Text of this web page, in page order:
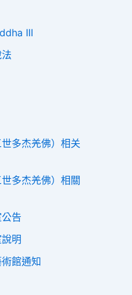
III
多杰羌佛）相关
多杰羌佛）相關
告
明
館通知